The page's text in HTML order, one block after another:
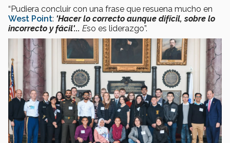
“Pudiera concluir con una frase que resuena mucho en
West Point: 'Hacer lo correcto aunque difícil, sobre lo
incorrecto y fácil'... Eso es liderazgo”.